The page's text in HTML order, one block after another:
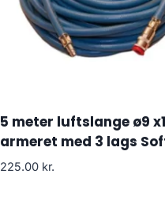
5 meter luftslange ø9
armeret med 3 lags
225.00 kr.